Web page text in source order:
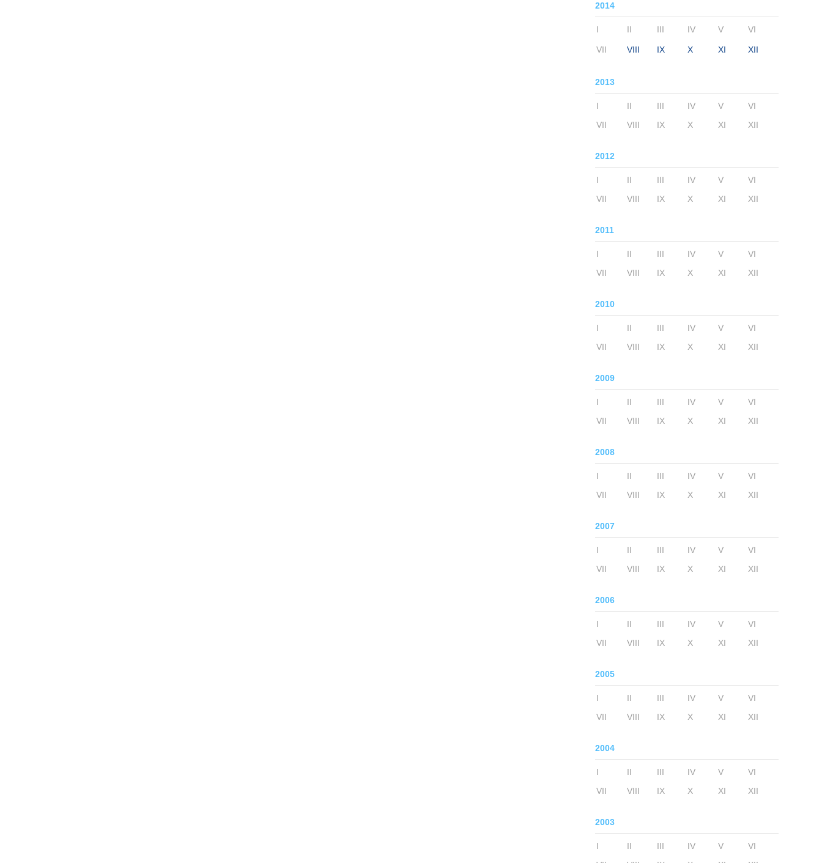
2014
I II III IV V VI
VII VIII IX X XI XII
2013
I II III IV V
VI
VII
VIII IX X XI XII
2012
I II III IV V
VI
VII
VIII IX X XI XII
2011
I II III IV V
VI
VII
VIII IX X XI XII
2010
I II III IV V
VI
VII
VIII IX X XI XII
2009
I II III IV V
VI
VII
VIII IX X XI XII
2008
I II III IV V
VI
VII
VIII IX X XI XII
2007
I II III IV V
VI
VII
VIII IX X XI XII
2006
I II III IV V
VI
VII
VIII IX X XI XII
2005
I II III IV V
VI
VII
VIII IX X XI XII
2004
I II III IV V
VI
VII
VIII IX X XI XII
2003
I II III IV V
VI